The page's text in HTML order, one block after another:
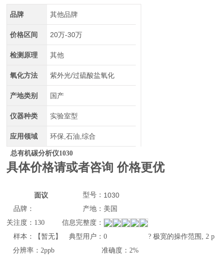
品牌 其他品牌
价格区间 20万-30万
检测原理 其他
氧化方法 紫外光/过硫酸盐氧化
产地类别 国产
仪器种类 实验室型
应用领域 环保,石油,综合
总有机碳分析仪1030
具体价格请或者咨询 价格更优
面议 型号： 1030
品牌： 产地： 美国
关注度： 130
信息完整度：
样本：
【暂无】 典型用户：0
分辨率：2ppb 准确度：2%
? 极宽的操作范围, 2 p